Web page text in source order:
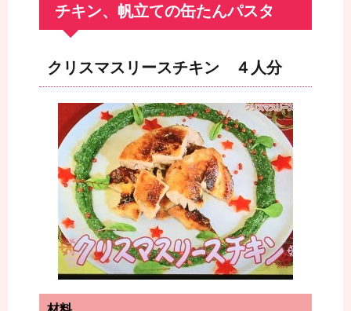
チキン、帆立ての缶たんパスタ
クリスマスリースチキン ４人分